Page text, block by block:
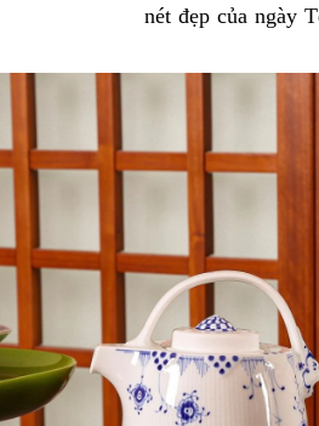
nét đẹp của ngày